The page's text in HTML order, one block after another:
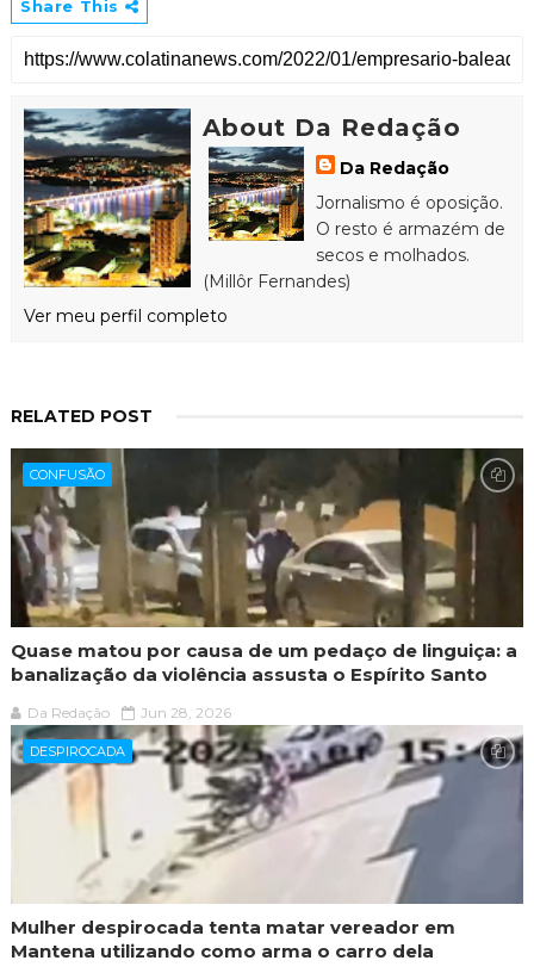
Share This
About Da Redação
Da Redação
Jornalismo é oposição.
O resto é armazém de
secos e molhados.
(Millôr Fernandes)
Ver meu perfil completo
RELATED POST
CONFUSÃO
Quase matou por causa de um pedaço de linguiça: a
banalização da violência assusta o Espírito Santo
Da Redação Jun 28, 2026
DESPIROCADA
Mulher despirocada tenta matar vereador em
Mantena utilizando como arma o carro dela